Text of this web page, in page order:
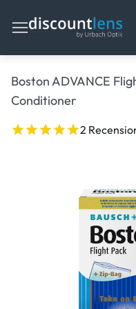
Boston ADVANCE
Conditioner
2